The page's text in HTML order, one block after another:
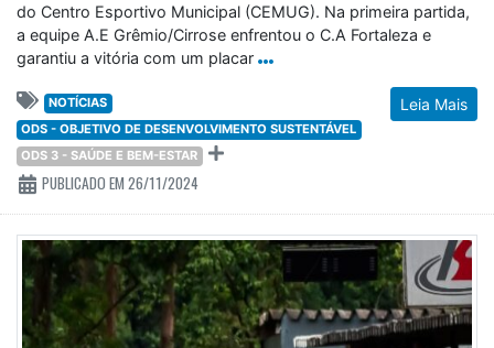
do Centro Esportivo Municipal (CEMUG). Na primeira partida,
a equipe A.E Grêmio/Cirrose enfrentou o C.A Fortaleza e
garantiu a vitória com um placar
Leia Mais
NOTÍCIAS
ODS - OBJETIVO DE DESENVOLVIMENTO SUSTENTÁVEL
ODS 3 - SAÚDE E BEM-ESTAR
PUBLICADO EM 26/11/2024